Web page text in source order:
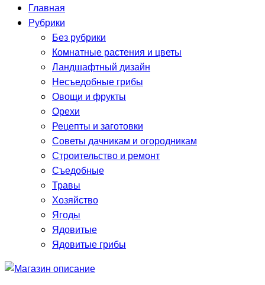
Главная
Рубрики
Без рубрики
Комнатные растения и цветы
Ландшафтный дизайн
Несъедобные грибы
Овощи и фрукты
Орехи
Рецепты и заготовки
Советы дачникам и огородникам
Строительство и ремонт
Съедобные
Травы
Хозяйство
Ягоды
Ядовитые
Ядовитые грибы